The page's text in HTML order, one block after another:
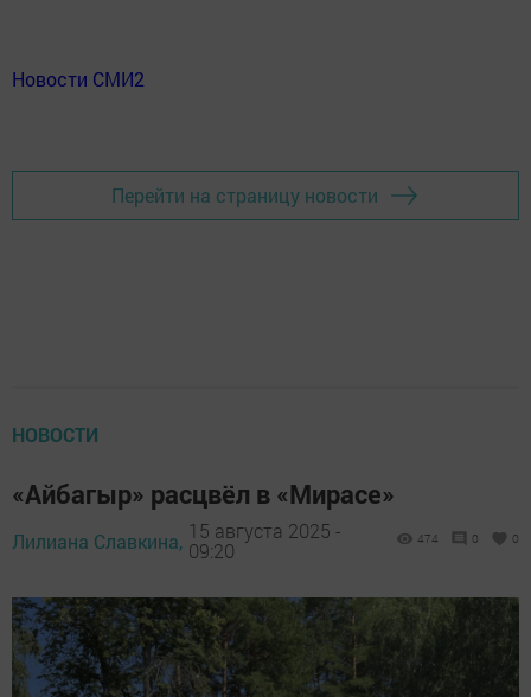
Новости СМИ2
Перейти на страницу новости
НОВОСТИ
«Айбагыр» расцвёл в «Мирасе»
Лилиана Славкина, 15 августа 2025 -
09:20
474 0 0